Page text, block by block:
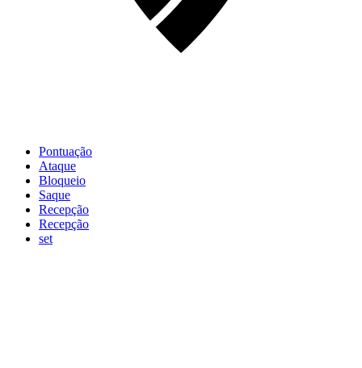
Pontuação
Ataque
Bloqueio
Saque
Recepção
Recepção
set